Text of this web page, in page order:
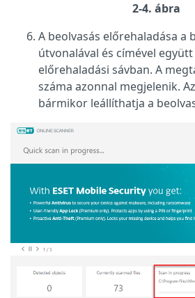
2-4. ábra
A beolvasás előrehaladása a
útvonalával és címével
előrehaladási sávban. A
száma azonnal megjelenik. Az
bármikor leállíthatja a